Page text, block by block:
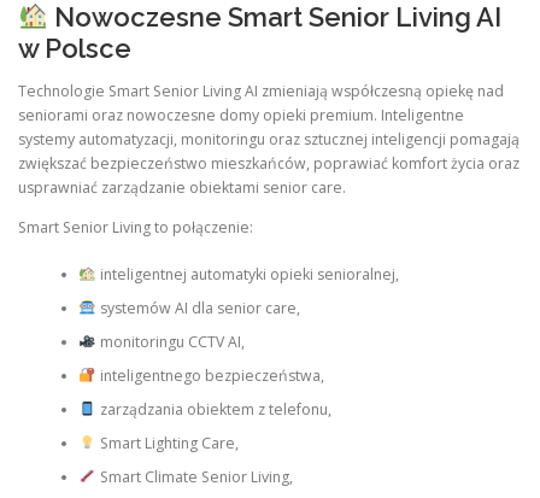
Nowoczesne Smart Senior Living AI
w Polsce
Technologie Smart Senior Living AI zmieniają współczesną opiekę nad
seniorami oraz nowoczesne domy opieki premium. Inteligentne
systemy automatyzacji, monitoringu oraz sztucznej inteligencji pomagają
zwiększać bezpieczeństwo mieszkańców, poprawiać komfort życia oraz
usprawniać zarządzanie obiektami senior care.
Smart Senior Living to połączenie:
inteligentnej automatyki opieki senioralnej,
systemów AI dla senior care,
monitoringu CCTV AI,
inteligentnego bezpieczeństwa,
zarządzania obiektem z telefonu,
Smart Lighting Care,
Smart Climate Senior Living,